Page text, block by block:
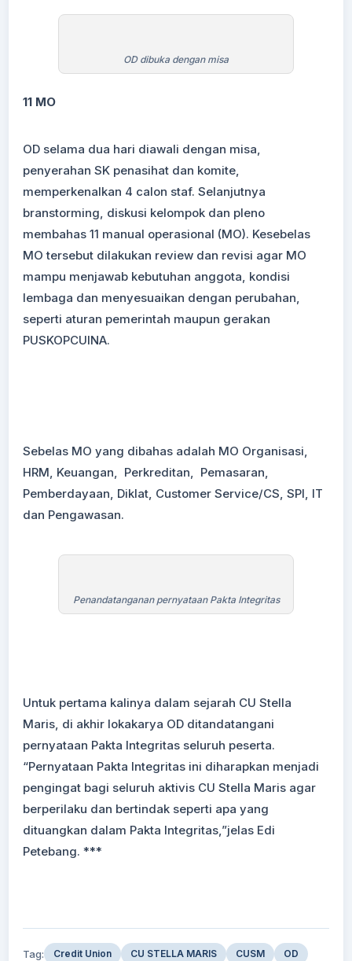
OD dibuka dengan misa
11 MO
OD selama dua hari diawali dengan misa,
penyerahan SK penasihat dan komite,
memperkenalkan 4 calon staf. Selanjutnya
branstorming, diskusi kelompok dan pleno
membahas 11 manual operasional (MO). Kesebelas
MO tersebut dilakukan review dan revisi agar MO
mampu menjawab kebutuhan anggota, kondisi
lembaga dan menyesuaikan dengan perubahan,
seperti aturan pemerintah maupun gerakan
PUSKOPCUINA.
Sebelas MO yang dibahas adalah MO Organisasi,
HRM, Keuangan, Perkreditan, Pemasaran,
Pemberdayaan, Diklat, Customer Service/CS, SPI, IT
dan Pengawasan.
Penandatanganan pernyataan Pakta Integritas
Untuk pertama kalinya dalam sejarah CU Stella
Maris, di akhir lokakarya OD ditandatangani
pernyataan Pakta Integritas seluruh peserta.
“Pernyataan Pakta Integritas ini diharapkan menjadi
pengingat bagi seluruh aktivis CU Stella Maris agar
berperilaku dan bertindak seperti apa yang
dituangkan dalam Pakta Integritas,”jelas Edi
Petebang. ***
Tag: Credit Union CU STELLA MARIS CUSM
OD